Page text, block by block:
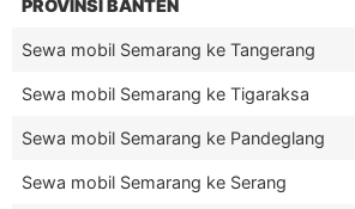
PROVINSI BANTEN
Sewa mobil Semarang ke Tangerang
Sewa mobil Semarang ke Tigaraksa
Sewa mobil Semarang ke Pandeglang
Sewa mobil Semarang ke Serang